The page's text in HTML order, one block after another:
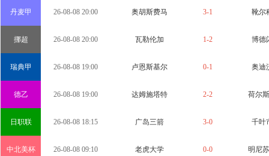
丹麦甲 26-08-08 20:00 奥胡斯费马 3-1 靴尔
挪超 26-08-08 20:00 瓦勒伦加 1-2 博德
瑞典甲 26-08-08 19:00 卢恩斯基尔 0-1 奥迪
德乙 26-08-08 19:00 达姆施塔特 2-2 荷尔
日职联 26-08-08 18:15 广岛三箭 3-0 千叶
中北美杯 26-08-08 09:10 老虎大学 0-0 明尼